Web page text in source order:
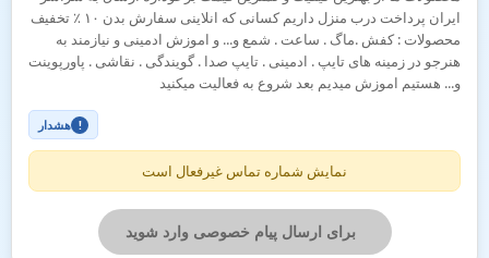
ایران پرداخت درب منزل داریم کسانی که انلاینی سفارش بدن ۱۰ ٪ تخفیف
محصولات : کفش .ماگ . ساعت . شمع و... و اموزش ادمینی و نیازمند به
هنرجو در زمینه های تایپ . ادمینی . تایپ صدا . گویندگی . نقاشی . پاورپوینت
و... هستیم اموزش میدیم بعد شروع به فعالیت میکنید
! هشدار
نمایش شماره تماس غیرفعال است
برای ارسال پیام خصوصی وارد شوید